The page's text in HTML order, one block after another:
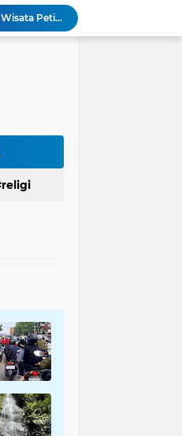
SAM FARM Greenhouse Cisolok Resmi Beroperasi, Hadirkan Wisata Petik Melon Premium dan Edukasi Pertanian Modern di Sukabumi
Warga Desak Penertiban Parkir Liar di Jalan Gatot Subroto Bandung, Kemacetan Dinilai Makin Mengkhawatirkan
Truk Bermuatan Kayu Mundur Lalu Terguling di Tanjakan Cisolok Sukabumi, Polisi: Diduga Tak Kuat Menanjak
religi